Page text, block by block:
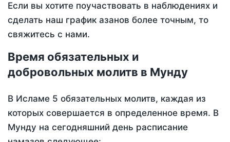
Если вы хотите поучаствовать в наблюдениях и
сделать наш график азанов более точным, то
свяжитесь с нами.
Время обязательных и
добровольных молитв в Мунду
В Исламе 5 обязательных молитв, каждая из
которых совершается в определенное время. В
Мунду на сегодняшний день расписание